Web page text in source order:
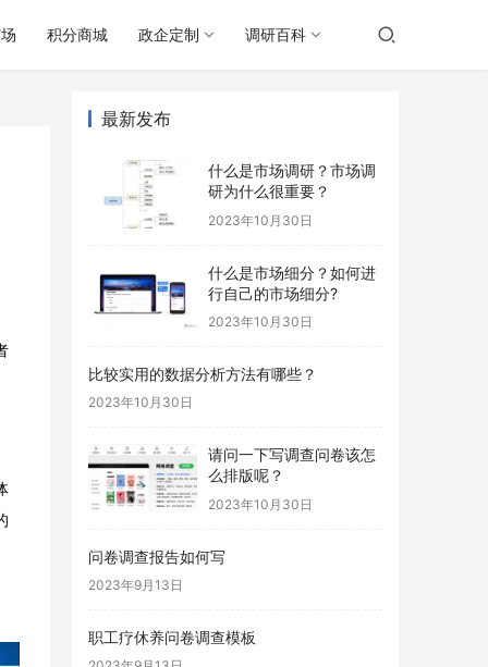
积分商城 政企定制 调研百科
最新发布
什么是市场调研？市场调
研为什么很重要？
2023年10月30日
什么是市场细分？如何进
行自己的市场细分?
2023年10月30日
比较实用的数据分析方法有哪些？
2023年10月30日
请问一下写调查问卷该怎
么排版呢？
2023年10月30日
问卷调查报告如何写
2023年9月13日
职工疗休养问卷调查模板